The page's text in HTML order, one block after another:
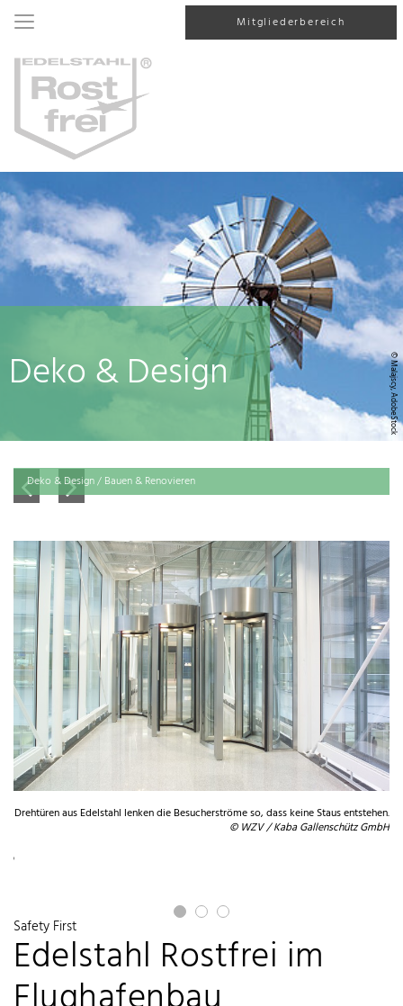
Mitgliederbereich
© Malajscy, AdobeStock
Deko & Design
Deko & Design / Bauen & Renovieren
Drehtüren aus Edelstahl lenken die Besucherströme so, dass keine Staus entstehen.
© WZV / Kaba Gallenschütz GmbH
Safety First
Edelstahl Rostfrei im